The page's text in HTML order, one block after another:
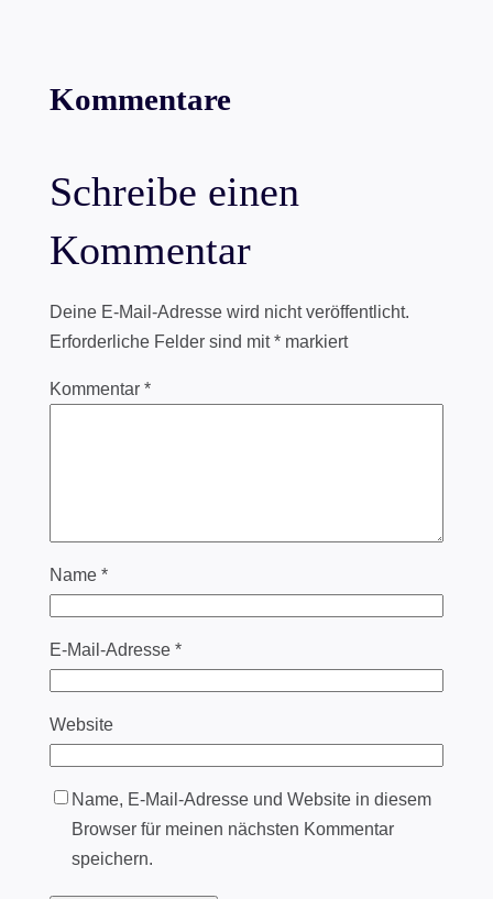
Kommentare
Schreibe einen
Kommentar
Deine E-Mail-Adresse wird nicht veröffentlicht.
Erforderliche Felder sind mit*markiert
Kommentar *
Name *
E-Mail-Adresse *
Website
Name, E-Mail-Adresse und Website in diesem
Browser für meinen nächsten Kommentar
speichern.